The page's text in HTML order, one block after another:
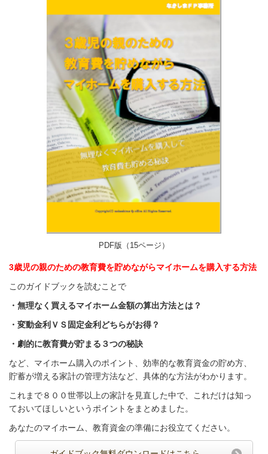
PDF版（15ページ）
3歳児の親のための教育費を貯めながらマイホームを購入する方法
このガイドブックを読むことで
・無理なく買えるマイホーム金額の算出方法とは？
・変動金利ＶＳ固定金利どちらがお得？
・劇的に教育費が貯まる３つの秘訣
など、マイホーム購入のポイント、効率的な教育資金の貯め方、
貯蓄が増える家計の管理方法など、 具体的な方法がわかります。
これまで８００世帯以上の家計を見直した中で、これだけは知っ
ておいてほしいというポイントをまとめました。
あなたのマイホーム、教育資金の準備にお役立てください。